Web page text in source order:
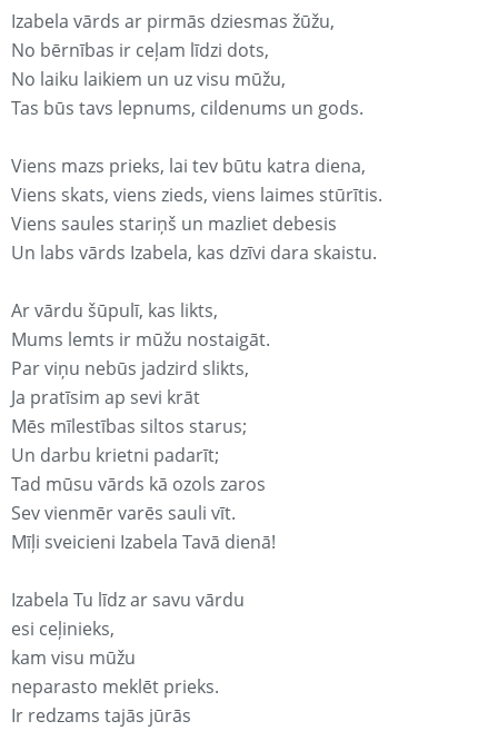
Izabela vārds ar pirmās dziesmas žūžu,
No bērnības ir ceļam līdzi dots,
No laiku laikiem un uz visu mūžu,
Tas būs tavs lepnums, cildenums un gods.
Viens mazs prieks, lai tev būtu katra diena,
Viens skats, viens zieds, viens laimes stūrītis.
Viens saules stariņš un mazliet debesis
Un labs vārds Izabela, kas dzīvi dara skaistu.
Ar vārdu šūpulī, kas likts,
Mums lemts ir mūžu nostaigāt.
Par viņu nebūs jadzird slikts,
Ja pratīsim ap sevi krāt
Mēs mīlestības siltos starus;
Un darbu krietni padarīt;
Tad mūsu vārds kā ozols zaros
Sev vienmēr varēs sauli vīt.
Mīļi sveicieni Izabela Tavā dienā!
Izabela Tu līdz ar savu vārdu
esi ceļinieks,
kam visu mūžu
neparasto meklēt prieks.
Ir redzams tajās jūrās